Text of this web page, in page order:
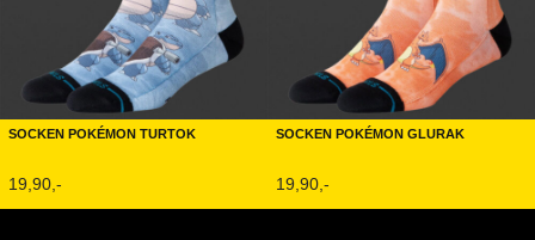
Socken Pokémon Turtok
19,90,-
Socken Pokémon Glurak
19,90,-